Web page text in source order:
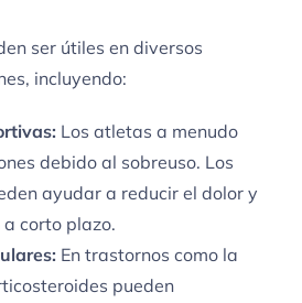
ser útiles en diversos
incluyendo:
Los atletas a menudo
debido al sobreuso. Los
ayudar a reducir el dolor y
corto plazo.
En trastornos como la
pueden